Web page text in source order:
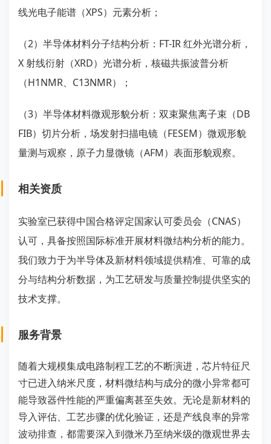
线光电子能谱（XPS）元素分析；
（2）半导体材料分子结构分析：FT-IR 红外光谱分析，
X 射线衍射（XRD）光谱分析，核磁共振波普分析
（H1NMR、C13NMR）；
（3）半导体材料微观形貌分析：双束聚焦离子束（DB
FIB）切片分析，场发射扫描电镜（FESEM）微观形貌
量测与观察，原子力显微镜（AFM）表面形貌观察。
相关资质
实验室已获得中国合格评定国家认可委员会（CNAS）
认可，具备按照国际标准开展材料微结构分析的能力。
我们致力于为半导体及新材料领域提供精准、可靠的成
分与结构分析数据，为工艺研发与质量控制提供坚实的
技术支撑。
服务背景
随着大规模集成电路制程工艺的不断演进，芯片特征尺
寸已进入纳米尺度，材料微结构与成分的微小异常都可
能导致器件性能的严重偏离甚至失效。无论是新材料的
导入评估、工艺步骤的优化验证，还是产线良率的异常
波动排查，都需要深入到微米乃至纳米级的微观世界去